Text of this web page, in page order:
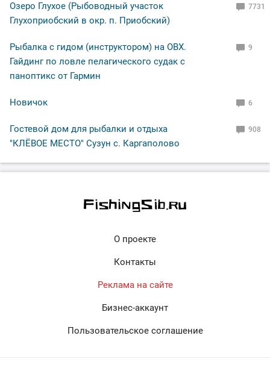
Озеро Глухое (Рыбоводный участок
Глухоприобский в окр. п. Приобский)
7731
Рыбалка с гидом (инструктором) на ОВХ.
Гайдинг по ловле пелагического судак с
паноптикс от Гармин
9
Новичок 6
Гостевой дом для рыбалки и отдыха
"КЛЁВОЕ МЕСТО" Сузун с. Каргаполово
908
О проекте
Контакты
Реклама на сайте
Бизнес-аккаунт
Пользовательское соглашение